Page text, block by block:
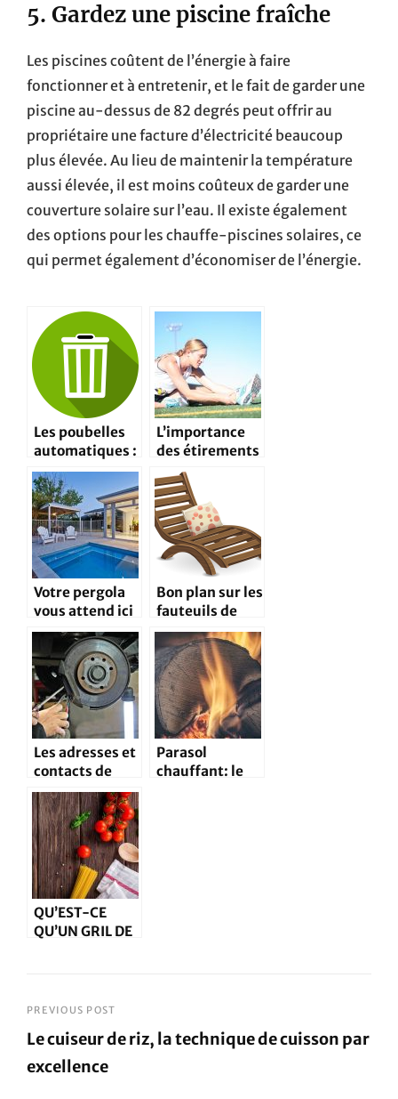
5. Gardez une piscine fraîche
Les piscines coûtent de l’énergie à faire
fonctionner et à entretenir, et le fait de garder une
piscine au-dessus de 82 degrés peut offrir au
propriétaire une facture d’électricité beaucoup
plus élevée. Au lieu de maintenir la température
aussi élevée, il est moins coûteux de garder une
couverture solaire sur l’eau. Il existe également
des options pour les chauffe-piscines solaires, ce
qui permet également d’économiser de l’énergie.
Les poubelles
automatiques :
la technologie à
votre service
L’importance
des étirements
avant une
activité
sportive
Votre pergola
vous attend ici
Bon plan sur les
fauteuils de
jardin juste
pour vous
Les adresses et
contacts de
garagistes
Parasol
chauffant: le
QU’EST-CE
QU’UN GRIL DE
Navigation
de
PREVIOUS POST
Le cuiseur de riz, la technique de cuisson par
excellence